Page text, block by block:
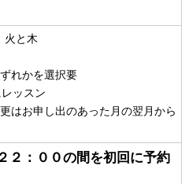
火と木
れかを選択要
ッスン
お申し出のあった月の翌月から
２：００の間を初回に予約